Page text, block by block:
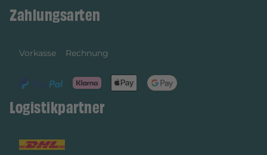
Zahlungsarten
Vorkasse Rechnung
Logistikpartner